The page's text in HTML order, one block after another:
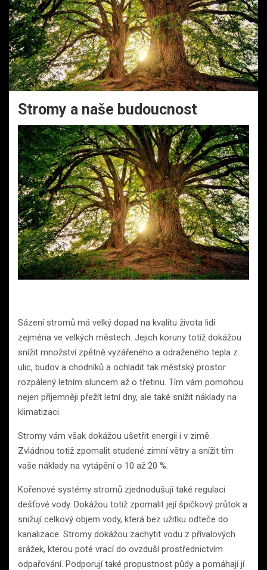
Stromy a naše budoucnost
Sázení stromů má velký dopad na kvalitu života lidí
zejména ve velkých městech. Jejich koruny totiž dokážou
snížit množství zpětně vyzářeného a odraženého tepla z
ulic, budov a chodníků a ochladit tak městský prostor
rozpálený letním sluncem až o třetinu. Tím vám pomohou
nejen příjemněji přežít letní dny, ale také snížit náklady na
klimatizaci.
Stromy vám však dokážou ušetřit energii i v zimě.
Zvládnou totiž zpomalit studené zimní větry a snížit tím
vaše náklady na vytápění o 10 až 20 %.
Kořenové systémy stromů zjednodušují také regulaci
dešťové vody. Dokážou totiž zpomalit její špičkový průtok a
snižují celkový objem vody, která bez užitku odteče do
kanalizace. Stromy dokážou zachytit vodu z přívalových
srážek, kterou poté vrací do ovzduší prostřednictvím
odpařování. Podporují také propustnost půdy a pomáhají jí